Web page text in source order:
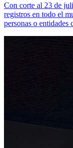
Con corte al 23 de
registros en todo el
personas o